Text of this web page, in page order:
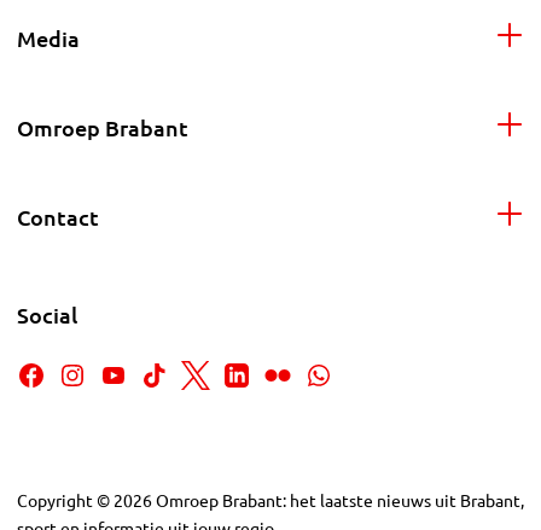
Media
Omroep Brabant
Contact
Social
Copyright © 2026Omroep Brabant: het laatste nieuws uit Brabant,